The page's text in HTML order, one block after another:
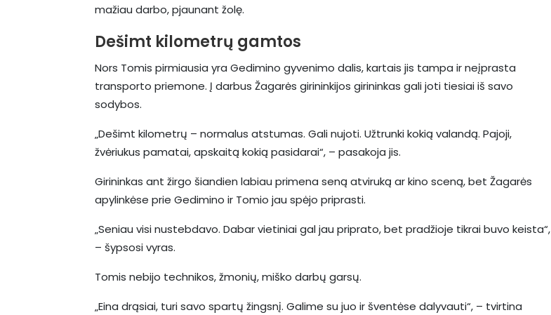
mažiau darbo, pjaunant žolę.
Dešimt kilometrų gamtos
Nors Tomis pirmiausia yra Gedimino gyvenimo dalis, kartais jis tampa ir neįprasta
transporto priemone. Į darbus Žagarės girininkijos girininkas gali joti tiesiai iš savo
sodybos.
„Dešimt kilometrų – normalus atstumas. Gali nujoti. Užtrunki kokią valandą. Pajoji,
žvėriukus pamatai, apskaitą kokią pasidarai“, – pasakoja jis.
Girininkas ant žirgo šiandien labiau primena seną atviruką ar kino sceną, bet Žagarės
apylinkėse prie Gedimino ir Tomio jau spėjo priprasti.
„Seniau visi nustebdavo. Dabar vietiniai gal jau priprato, bet pradžioje tikrai buvo keista“,
– šypsosi vyras.
Tomis nebijo technikos, žmonių, miško darbų garsų.
„Eina drąsiai, turi savo spartų žingsnį. Galime su juo ir šventėse dalyvauti“, – tvirtina